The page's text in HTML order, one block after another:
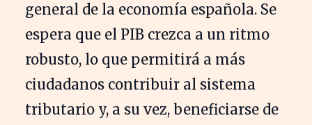
general de la economía española. Se
espera que el PIB crezca a un ritmo
robusto, lo que permitirá a más
ciudadanos contribuir al sistema
tributario y, a su vez, beneficiarse de